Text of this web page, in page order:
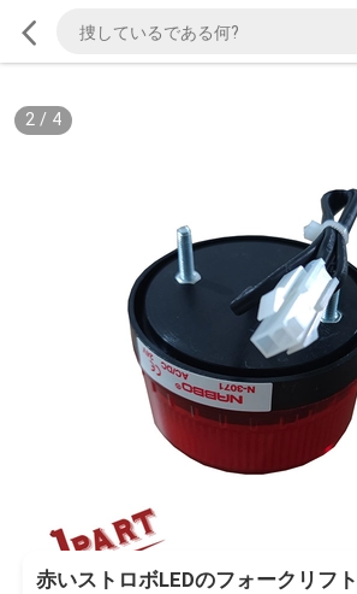
2/ 4
赤いストロボLEDのフォークリフ